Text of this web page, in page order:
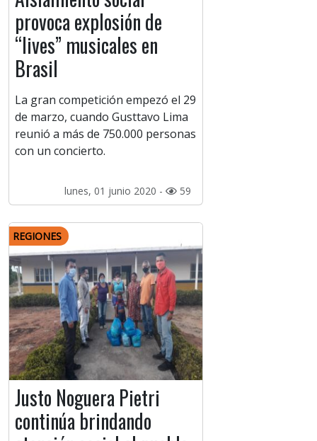
provoca explosión de
“lives” musicales en
Brasil
La gran competición empezó el 29
de marzo, cuando Gusttavo Lima
reunió a más de 750.000 personas
con un concierto.
lunes, 01 junio 2020 - 59
REGIONES
Justo Noguera Pietri
continúa brindando